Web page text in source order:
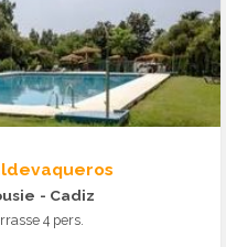
- Cadiz
4 pers.